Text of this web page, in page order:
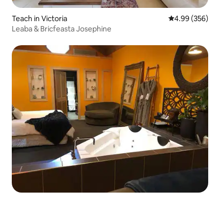
Teach in Victoria Meánrátáil
4.99 (356)
Leaba & Bricfeasta Josephine